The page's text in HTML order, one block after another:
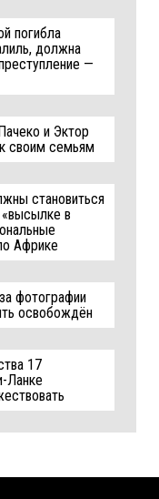
погибла
должна
—
и Эктор
своим семьям
становиться
в
Африке
фотографии
освобождён
17
Ланке